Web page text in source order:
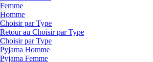
Femme
Homme
Choisir par Type
Retour au Choisir par Type
Choisir par Type
Pyjama Homme
Pyjama Femme